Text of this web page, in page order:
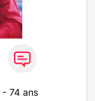
- 74 ans